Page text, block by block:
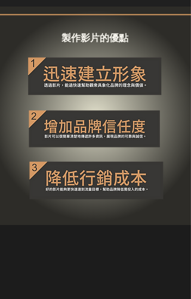
​製作影片的優點